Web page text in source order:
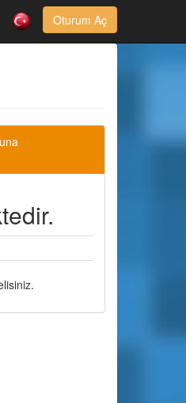
Oturum Aç